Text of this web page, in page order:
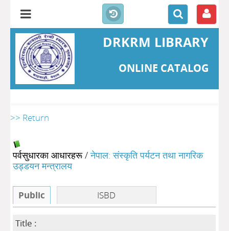
DRKRM LIBRARY
ONLINE CATALOG
>> Return
पर्वसुधारका आधारहरू/नेपाल: संस्कृति पर्यटन तथा नागरिक
उड्डयन मन्त्रालय
Public ISBD
Title :